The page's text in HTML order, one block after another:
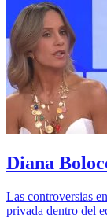
Diana
Las controversias
privada dentro del